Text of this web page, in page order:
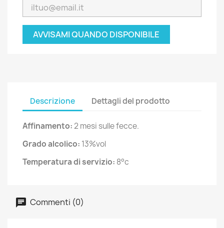
AVVISAMI QUANDO DISPONIBILE
Descrizione Dettagli del prodotto
Affinamento:2 mesi sulle fecce.
Grado alcolico: 13%vol
Temperatura di servizio: 8°c
Commenti (0)